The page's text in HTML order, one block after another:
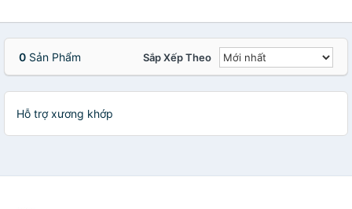
0 Sản Phẩm Sắp Xếp Theo
Hỗ trợ xương khớp